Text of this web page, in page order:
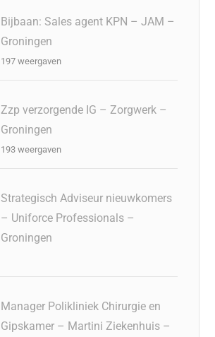
Bijbaan: Sales agent KPN – JAM –
Groningen
197 weergaven
Zzp verzorgende IG – Zorgwerk –
Groningen
193 weergaven
Strategisch Adviseur nieuwkomers
– Uniforce Professionals –
Groningen
Manager Polikliniek Chirurgie en
Gipskamer – Martini Ziekenhuis –